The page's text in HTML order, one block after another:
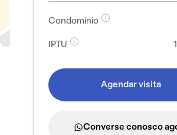
Condomínio
IPTU
Agendar visita
Converse conosco